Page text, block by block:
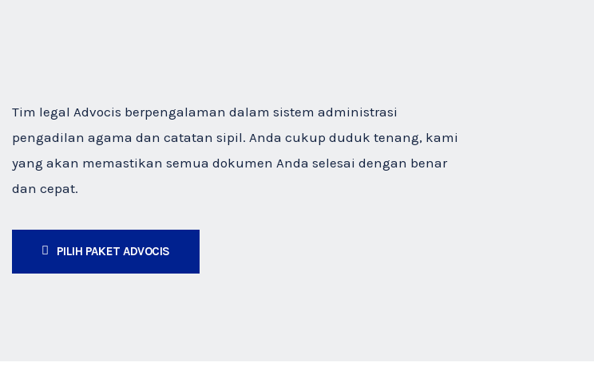
Tim legal Advocis berpengalaman dalam sistem administrasi
pengadilan agama dan catatan sipil. Anda cukup duduk tenang, kami
yang akan memastikan semua dokumen Anda selesai dengan benar
dan cepat.
PILIH PAKET ADVOCIS